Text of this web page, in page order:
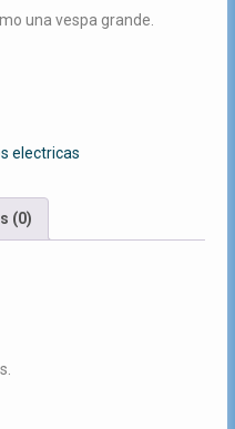
una vespa grande.
electricas
(0)